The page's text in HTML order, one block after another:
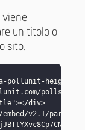
viene
un titolo o
sito.
pollunit-
polls/
div>
v2.1/